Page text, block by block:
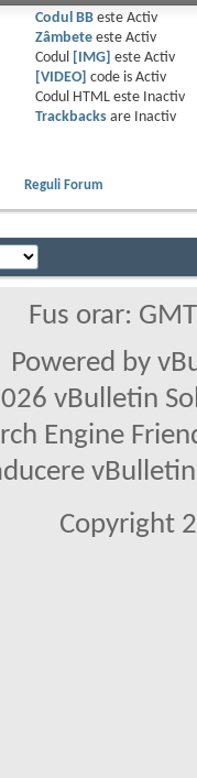
Codul BBeste Activ
Zâmbeteeste Activ
Codul
[IMG] este Activ
[VIDEO]
code is Activ
Codul HTML este
Inactiv
Trackbacksare
Inactiv
Reguli Forum
Fus orar:
Powered by
vBulletin
Engine
Copyright